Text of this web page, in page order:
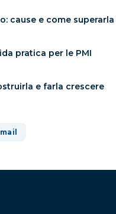
cause e come superarla
pratica per le PMI
e farla crescere